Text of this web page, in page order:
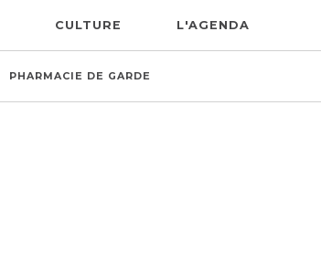
CULTURE L'AGENDA
PHARMACIE DE GARDE